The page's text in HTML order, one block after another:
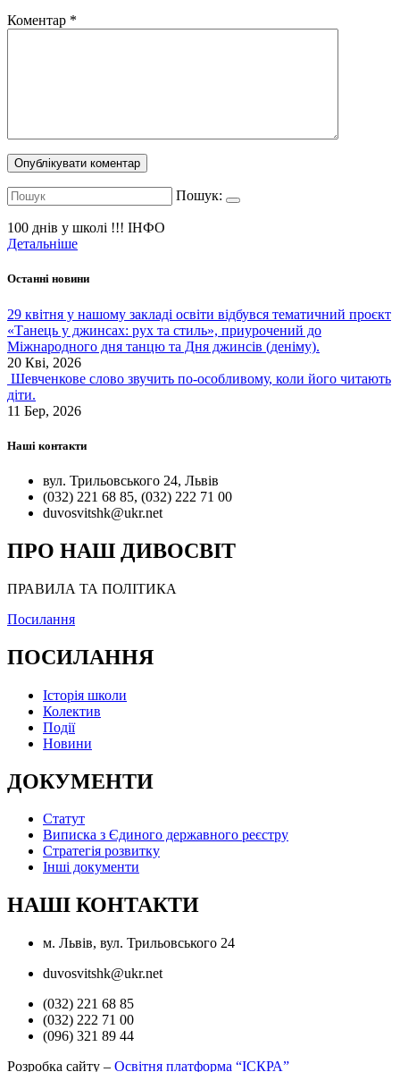
Коментар *
Пошук:
100 днів у школі !!! ІНФО
Детальніше
Останні новини
29 квітня у нашому закладі освіти відбувся тематичний проєкт
«Танець у джинсах: рух та стиль», приурочений до
Міжнародного дня танцю та Дня джинсів (деніму).
20 Кві, 2026
Шевченкове слово звучить по-особливому, коли його читають
діти.
11 Бер, 2026
Наші контакти
вул. Трильовського 24, Львів
(032) 221 68 85, (032) 222 71 00
duvosvitshk@ukr.net
ПРО НАШ ДИВОСВІТ
ПРАВИЛА ТА ПОЛІТИКА
Посилання
ПОСИЛАННЯ
Історія школи
Колектив
Події
Новини
ДОКУМЕНТИ
Статут
Виписка з Єдиного державного реєстру
Стратегія розвитку
Інші документи
НАШІ КОНТАКТИ
м. Львів, вул. Трильовського 24
duvosvitshk@ukr.net
(032) 221 68 85
(032) 222 71 00
(096) 321 89 44
Розробка сайту – Освітня платформа “ІСКРА”